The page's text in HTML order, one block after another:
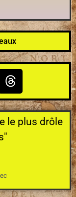
le plus drôle